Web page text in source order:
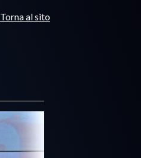
Torna al sito